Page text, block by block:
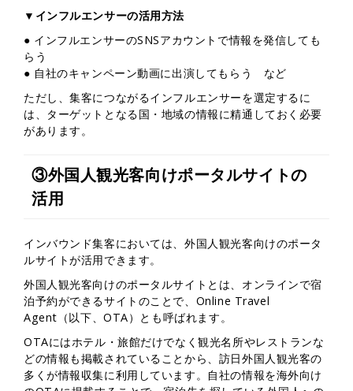
▼インフルエンサーの活用方法
● インフルエンサーのSNSアカウントで情報を発信しても
らう
● 自社のキャンペーン動画に出演してもらう など
ただし、集客につながるインフルエンサーを選定するに
は、ターゲットとなる国・地域の情報に精通しておく必要
があります。
③外国人観光客向けポータルサイトの
活用
インバウンド集客においては、外国人観光客向けのポータ
ルサイトが活用できます。
外国人観光客向けのポータルサイトとは、オンラインで宿
泊予約ができるサイトのことで、Online Travel
Agent（以下、OTA）とも呼ばれます。
OTAにはホテル・旅館だけでなく観光名所やレストランな
どの情報も掲載されていることから、訪日外国人観光客の
多くが情報収集に利用しています。自社の情報を海外向け